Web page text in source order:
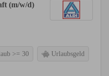
(m/w/d)
>= 30 Urlaubsgeld